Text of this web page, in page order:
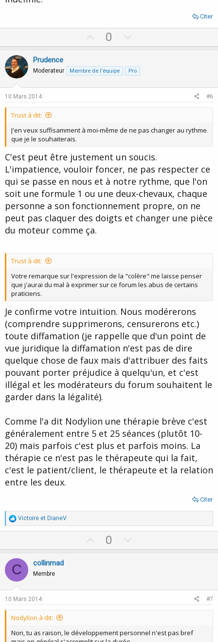
Citer
p
o
0
o
n
Prudence
Moderateur Membre de l'équipe Pro
10 Mars 2014 #6
Trust à dit:
J'en veux suffisamment à moi-même de ne pas changer au rythme
que je le souhaiterais.
C'est peut être justement un soucis.
L'impatience, vouloir foncer, ne pas respecter ce
qui se passe en nous et à notre rythme, que l'on
soit une formule 1 ou une deux-chevaux, chaque
personne a son fonctionnement propre, on ne
peut pas claquer des doigts et changer une pièce
du moteur comme ça.
Trust à dit:
Votre remarque sur l'expression de la "colère" me laisse penser
que j'aurai du mal à exprimer sur ce forum les abus de certains
praticiens.
Je confirme votre intuition. Nous modérerons
(comprendre supprimerons, censurerons etc.)
toute diffamation (je rappelle que d'un point de
vue juridique la diffamation n'est pas de dire
quelque chose de faux mais d'attribuer des faits
pouvant porter préjudice à quelqu'un, et c'est
illégal et les modérateurs du forum souhaitent le
garder dans la légalité).
Comme l'a dit Nodylion une thérapie brève c'est
généralement entre 5 et 25 séances (plutôt 10-
20) mais parfois c'est plus et parfois moins. La
thérapie ce n'est pas le thérapeute qui la fait,
c'est le patient/client, le thérapeute et la relation
entre les deux.
Citer
R
é
a
t
i
o
n
s
:
Victoire et DianeV
p
t
0
o
v
C collinmad
Membre
10 Mars 2014 #7
Nodylion à dit:
Non, tu as raison, le développement personnel n'est pas bref